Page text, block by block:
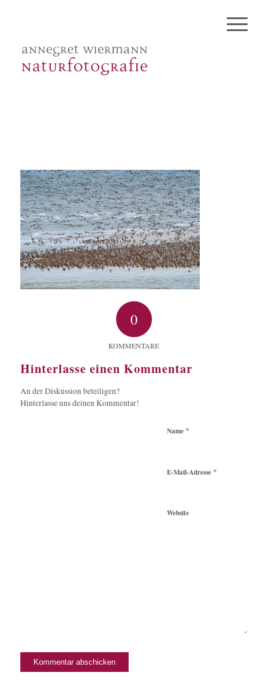
0
KOMMENTARE
Hinterlasse einen Kommentar
An der Diskussion beteiligen?
Hinterlasse uns deinen Kommentar!
Name *
E-Mail-Adresse *
Website